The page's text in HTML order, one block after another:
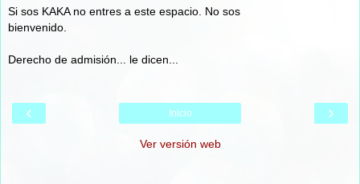
Si sos KAKA no entres a este espacio. No sos
bienvenido.
Derecho de admisión... le dicen...
‹ ›
Inicio
Ver versión web